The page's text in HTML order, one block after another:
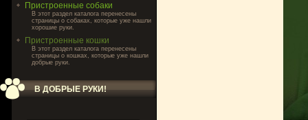
Пристроенные собаки
В этот раздел каталога перенесены
страницы о собаках, которые уже нашли
хорошие руки.
Пристроенные кошки
В этот раздел каталога перенесены
страницы о кошках, которые уже нашли
добрые руки.
В ДОБРЫЕ РУКИ!